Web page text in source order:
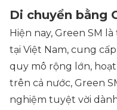
Di chuyển bằng
Hiện nay, Green SM
tại Việt Nam, cung
quy mô rộng lớn,
trên cả nước, Green
nghiệm tuyệt vời